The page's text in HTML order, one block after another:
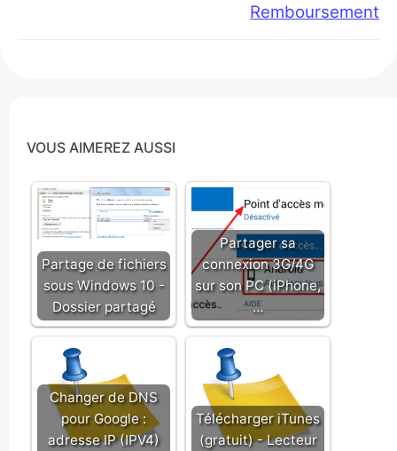
Remboursement
VOUS AIMEREZ AUSSI
Partage de fichiers
sous Windows 10 -
Dossier partagé
Partager sa
connexion 3G/4G
sur son PC (iPhone,
…
Changer de DNS
pour Google :
adresse IP (IPV4)
Télécharger iTunes
(gratuit) - Lecteur